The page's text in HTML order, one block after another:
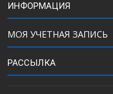
ИНФОРМАЦИЯ
МОЯ УЧЕТНАЯ ЗАПИСЬ
РАССЫЛКА